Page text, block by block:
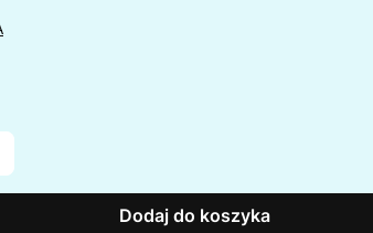
Dodaj do koszyka